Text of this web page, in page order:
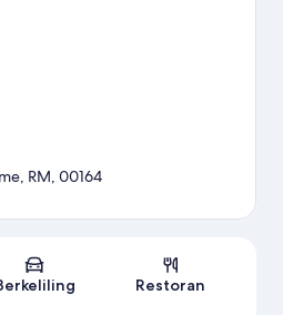
Peta
RM, 00164
Restoran